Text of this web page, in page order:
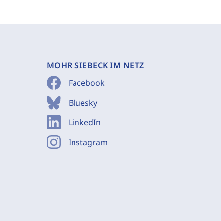
MOHR SIEBECK IM NETZ
Facebook
Bluesky
LinkedIn
Instagram